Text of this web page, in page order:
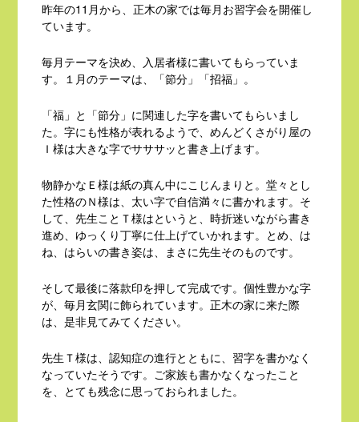
昨年の11月から、正木の家では毎月お習字会を開催し
ています。
毎月テーマを決め、入居者様に書いてもらっていま
す。１月のテーマは、「節分」「招福」。
「福」と「節分」に関連した字を書いてもらいまし
た。字にも性格が表れるようで、めんどくさがり屋の
Ｉ様は大きな字でサササッと書き上げます。
物静かなＥ様は紙の真ん中にこじんまりと。堂々とし
た性格のＮ様は、太い字で自信満々に書かれます。そ
して、先生ことＴ様はというと、時折迷いながら書き
進め、ゆっくり丁寧に仕上げていかれます。とめ、は
ね、はらいの書き姿は、まさに先生そのものです。
そして最後に落款印を押して完成です。個性豊かな字
が、毎月玄関に飾られています。正木の家に来た際
は、是非見てみてください。
先生Ｔ様は、認知症の進行とともに、習字を書かなく
なっていたそうです。ご家族も書かなくなったこと
を、とても残念に思っておられました。